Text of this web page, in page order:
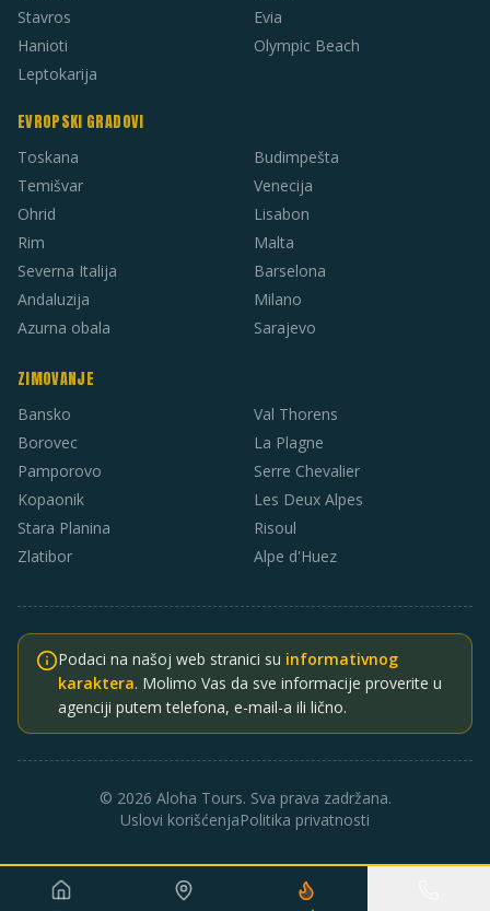
Stavros
Hanioti
Leptokarija
Evia
Olympic Beach
EVROPSKI GRADOVI
Toskana
Temišvar
Ohrid
Rim
Severna Italija
Andaluzija
Azurna obala
Budimpešta
Venecija
Lisabon
Malta
Barselona
Milano
Sarajevo
ZIMOVANJE
Bansko
Borovec
Pamporovo
Kopaonik
Stara Planina
Zlatibor
Val Thorens
La Plagne
Serre Chevalier
Les Deux Alpes
Risoul
Alpe d'Huez
Podaci na našoj web stranici su informativnog
karaktera. Molimo Vas da sve informacije proverite u
agenciji putem telefona, e-mail-a ili lično.
© 2026 Aloha Tours. Sva prava zadržana.
Uslovi korišćenjaPolitika privatnosti